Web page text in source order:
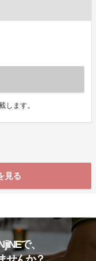
します。
見る
で、